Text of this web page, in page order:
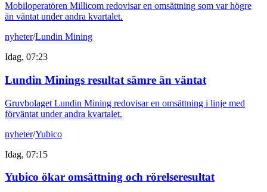
Mobiloperatören Millicom redovisar en omsättning som var högre
än väntat under andra kvartalet.
nyheter/Lundin Mining
Idag, 07:23
Lundin Minings resultat sämre än väntat
Gruvbolaget Lundin Mining redovisar en omsättning i linje med
förväntat under andra kvartalet.
nyheter/Yubico
Idag, 07:15
Yubico ökar omsättning och rörelseresultat